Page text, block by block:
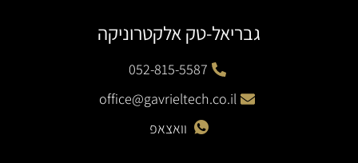
גבריאל-טק אלקטרוניקה
052-815-5587
office@gavrieltech.co.il
וואצאפ